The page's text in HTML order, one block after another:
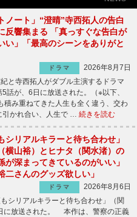
ノート」“澄晴”寺西拓人の告白
反響集まる 「真っすぐな告白が
い」「最高のシーンをありがと
ドラマ
2026年8月7日
と寺西拓人がダブル主演するドラマ
話が、6日に放送された。（※以下、
み重ねてきた人生も全く違う、交わ
引かれ合い、人生で … 続きを読む
シリアルキラーと待ち合わせ」
横山裕）とヒナタ（関水渚）の
が深まってきているのがいい」
二さんのグッズ欲しい」
ドラマ
2026年8月6日
シリアルキラーと待ち合わせ」（関
に放送された。 本作は、警察の正義